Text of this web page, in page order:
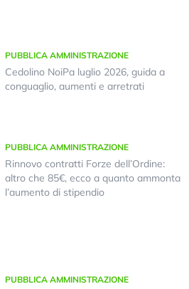
PUBBLICA AMMINISTRAZIONE
Cedolino NoiPa luglio 2026, guida a
conguaglio, aumenti e arretrati
PUBBLICA AMMINISTRAZIONE
Rinnovo contratti Forze dell’Ordine:
altro che 85€, ecco a quanto ammonta
l’aumento di stipendio
PUBBLICA AMMINISTRAZIONE